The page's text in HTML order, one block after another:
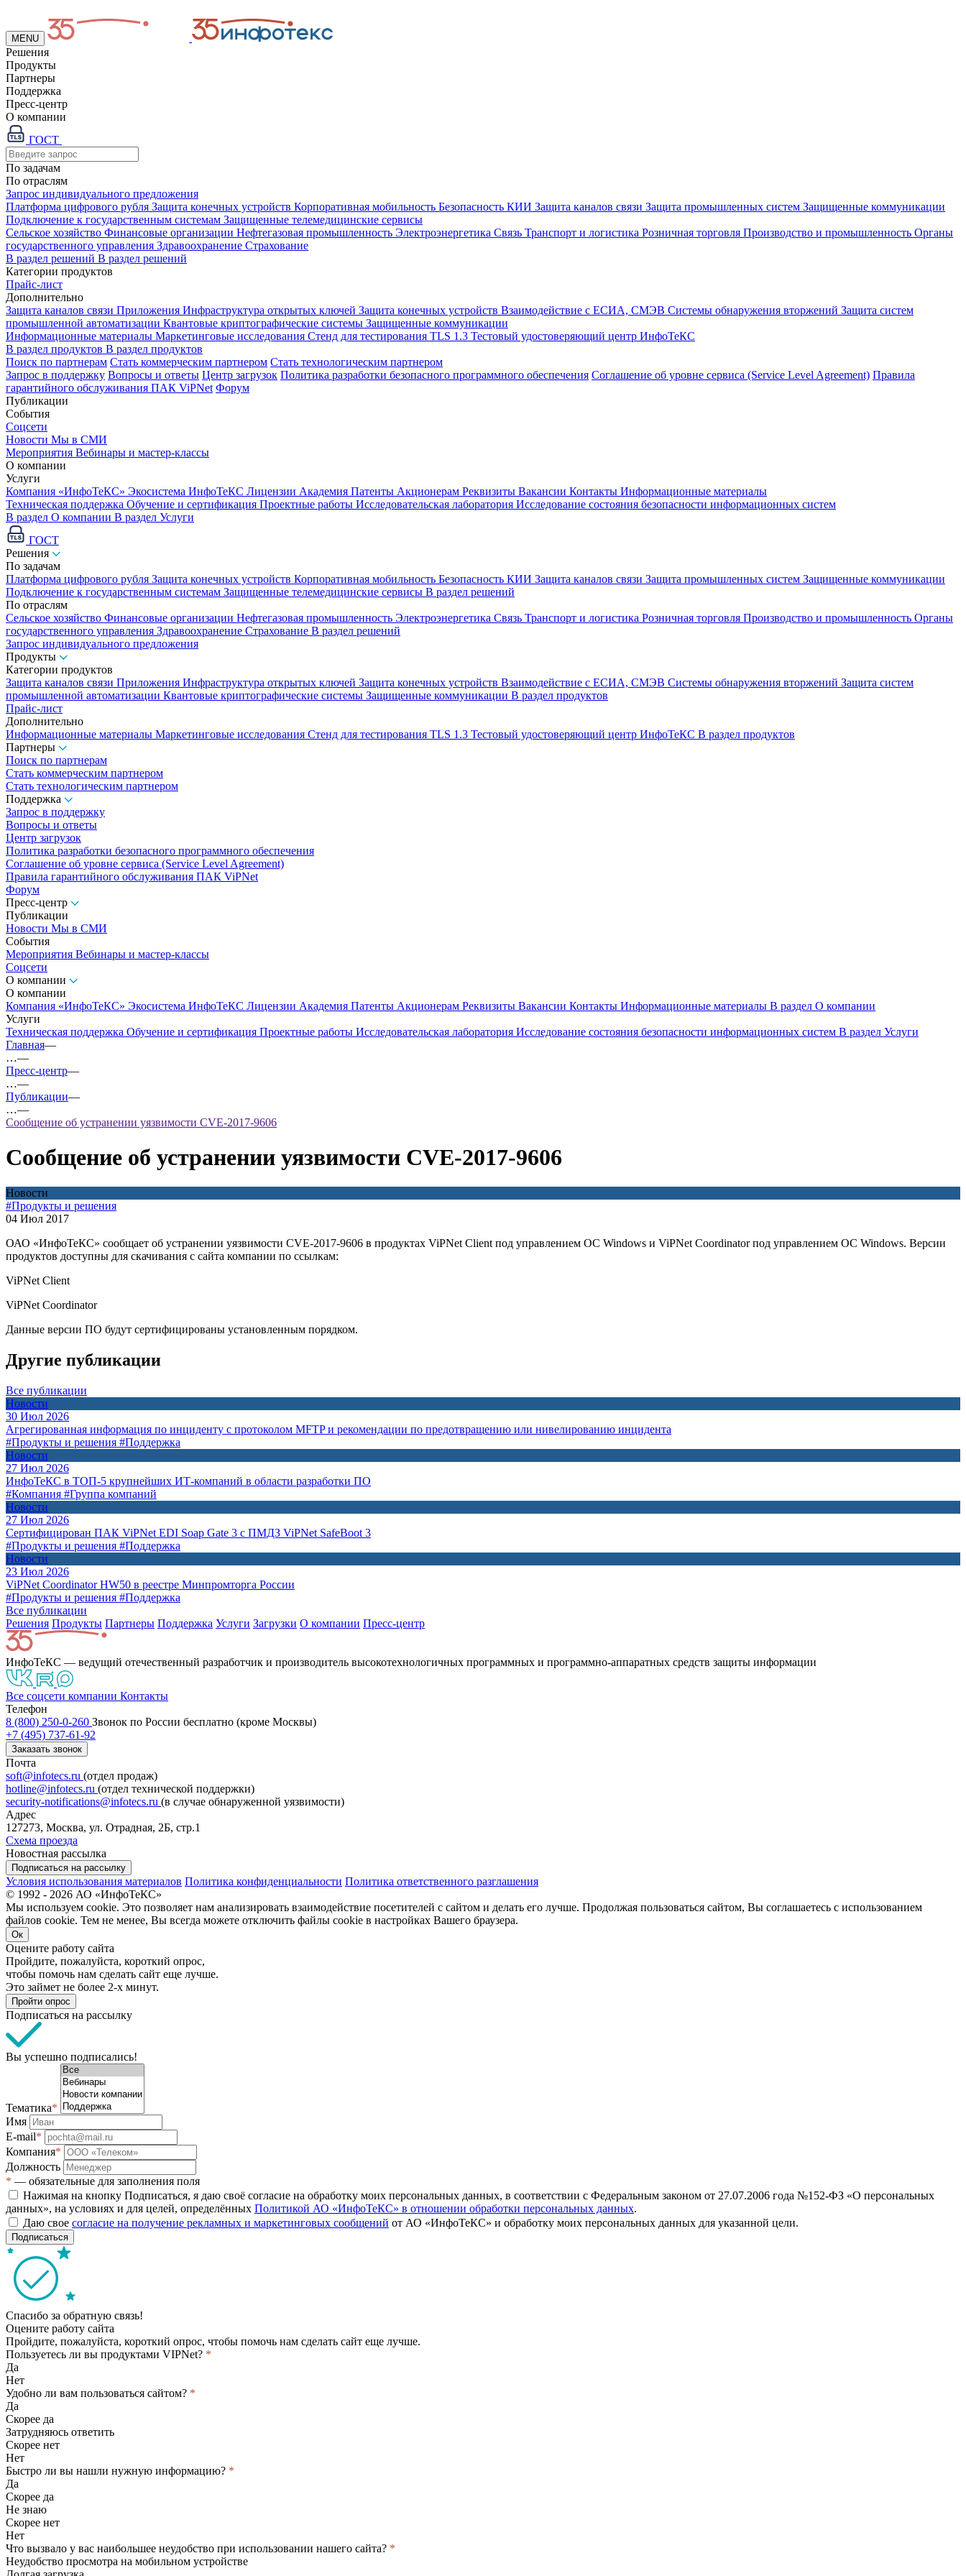
MENU
Решения
Продукты
Партнеры
Поддержка
Пресс-центр
О компании
ГОСТ
По задачам
По отраслям
Запрос индивидуального предложения
Платформа цифрового рубля Защита конечных устройств Корпоративная мобильность Безопасность КИИ Защита каналов связи Защита промышленных систем Защищенные коммуникации
Подключение к государственным системам Защищенные телемедицинские сервисы
Сельское хозяйство Финансовые организации Нефтегазовая промышленность Электроэнергетика Связь Транспорт и логистика Розничная торговля Производство и промышленность Органы
государственного управления Здравоохранение Страхование
В раздел решений В раздел решений
Категории продуктов
Прайс-лист
Дополнительно
Защита каналов связи Приложения Инфраструктура открытых ключей Защита конечных устройств Взаимодействие с ЕСИА, СМЭВ Системы обнаружения вторжений Защита систем
промышленной автоматизации Квантовые криптографические системы Защищенные коммуникации
Информационные материалы Маркетинговые исследования Стенд для тестирования TLS 1.3 Тестовый удостоверяющий центр ИнфоТеКС
В раздел продуктов В раздел продуктов
Поиск по партнерам Стать коммерческим партнером Стать технологическим партнером
Запрос в поддержку Вопросы и ответы Центр загрузок Политика разработки безопасного программного обеспечения Соглашение об уровне сервиса (Service Level Agreement) Правила
гарантийного обслуживания ПАК ViPNet Форум
Публикации
События
Соцсети
Новости Мы в СМИ
Мероприятия Вебинары и мастер-классы
О компании
Услуги
Компания «ИнфоТеКС» Экосистема ИнфоТеКС Лицензии Академия Патенты Акционерам Реквизиты Вакансии Контакты Информационные материалы
Техническая поддержка Обучение и сертификация Проектные работы Исследовательская лаборатория Исследование состояния безопасности информационных систем
В раздел О компании В раздел Услуги
ГОСТ
Решения
По задачам
Платформа цифрового рубля Защита конечных устройств Корпоративная мобильность Безопасность КИИ Защита каналов связи Защита промышленных систем Защищенные коммуникации
Подключение к государственным системам Защищенные телемедицинские сервисы В раздел решений
По отраслям
Сельское хозяйство Финансовые организации Нефтегазовая промышленность Электроэнергетика Связь Транспорт и логистика Розничная торговля Производство и промышленность Органы
государственного управления Здравоохранение Страхование В раздел решений
Запрос индивидуального предложения
Продукты
Категории продуктов
Защита каналов связи Приложения Инфраструктура открытых ключей Защита конечных устройств Взаимодействие с ЕСИА, СМЭВ Системы обнаружения вторжений Защита систем
промышленной автоматизации Квантовые криптографические системы Защищенные коммуникации В раздел продуктов
Прайс-лист
Дополнительно
Информационные материалы Маркетинговые исследования Стенд для тестирования TLS 1.3 Тестовый удостоверяющий центр ИнфоТеКС В раздел продуктов
Партнеры
Поиск по партнерам
Стать коммерческим партнером
Стать технологическим партнером
Поддержка
Запрос в поддержку
Вопросы и ответы
Центр загрузок
Политика разработки безопасного программного обеспечения
Соглашение об уровне сервиса (Service Level Agreement)
Правила гарантийного обслуживания ПАК ViPNet
Форум
Пресс-центр
Публикации
Новости Мы в СМИ
События
Мероприятия Вебинары и мастер-классы
Соцсети
О компании
О компании
Компания «ИнфоТеКС» Экосистема ИнфоТеКС Лицензии Академия Патенты Акционерам Реквизиты Вакансии Контакты Информационные материалы В раздел О компании
Услуги
Техническая поддержка Обучение и сертификация Проектные работы Исследовательская лаборатория Исследование состояния безопасности информационных систем В раздел Услуги
Главная—
…—
Пресс-центр—
…—
Публикации—
…—
Сообщение об устранении уязвимости CVE-2017-9606
Сообщение об устранении уязвимости CVE-2017-9606
Новости
#Продукты и решения
04 Июл 2017
ОАО «ИнфоТеКС» сообщает об устранении уязвимости CVE-2017-9606 в продуктах ViPNet Client под управлением ОС Windows и ViPNet Coordinator под управлением ОС Windows. Версии
продуктов доступны для скачивания с сайта компании по ссылкам:
ViPNet Client
ViPNet Coordinator
Данные версии ПО будут сертифицированы установленным порядком.
Другие публикации
Все публикации
Новости
30 Июл 2026
Агрегированная информация по инциденту с протоколом MFTP и рекомендации по предотвращению или нивелированию инцидента
#Продукты и решения #Поддержка
Новости
27 Июл 2026
ИнфоТеКС в ТОП-5 крупнейших ИТ-компаний в области разработки ПО
#Компания #Группа компаний
Новости
27 Июл 2026
Сертифицирован ПАК ViPNet EDI Soap Gate 3 с ПМДЗ ViPNet SafeBoot 3
#Продукты и решения #Поддержка
Новости
23 Июл 2026
ViPNet Coordinator HW50 в реестре Минпромторга России
#Продукты и решения #Поддержка
Все публикации
Решения Продукты Партнeры Поддержка Услуги Загрузки О компании Пресс-центр
ИнфоТеКС — ведущий отечественный разработчик и производитель высокотехнологичных программных и программно-аппаратных средств защиты информации
Все соцсети компании Контакты
Телефон
8 (800) 250-0-260 Звонок по России бесплатно (кроме Москвы)
+7 (495) 737-61-92
Заказать звонок
Почта
soft@infotecs.ru (отдел продаж)
hotline@infotecs.ru (отдел технической поддержки)
security-notifications@infotecs.ru (в случае обнаруженной уязвимости)
Адрес
127273, Москва, ул. Отрадная, 2Б, стр.1
Схема проезда
Новостная рассылка
Подписаться на рассылку
Условия использования материалов Политика конфиденциальности Политика ответственного разглашения
© 1992 - 2026 АО «ИнфоТеКС»
Мы используем cookie. Это позволяет нам анализировать взаимодействие посетителей с сайтом и делать его лучше. Продолжая пользоваться сайтом, Вы соглашаетесь с использованием
файлов cookie. Тем не менее, Вы всегда можете отключить файлы cookie в настройках Вашего браузера.
Ок
Оцените работу сайта
Пройдите, пожалуйста, короткий опрос,
чтобы помочь нам сделать сайт еще лучше.
Это займет не более 2-х минут.
Пройти опрос
Подписаться на рассылку
Вы успешно подписались!
Тематика*
Имя
E-mail*
Компания*
Должность
* — обязательные для заполнения поля
Нажимая на кнопку Подписаться, я даю своё согласие на обработку моих персональных данных, в соответствии с Федеральным законом от 27.07.2006 года №152-ФЗ «О персональных
данных», на условиях и для целей, определённых Политикой АО «ИнфоТеКС» в отношении обработки персональных данных.
Даю свое согласие на получение рекламных и маркетинговых сообщений от АО «ИнфоТеКС» и обработку моих персональных данных для указанной цели.
Подписаться
Спасибо за обратную связь!
Оцените работу сайта
Пройдите, пожалуйста, короткий опрос, чтобы помочь нам сделать сайт еще лучше.
Пользуетесь ли вы продуктами VIPNet? *
Да
Нет
Удобно ли вам пользоваться сайтом? *
Да
Скорее да
Затрудняюсь ответить
Скорее нет
Нет
Быстро ли вы нашли нужную информацию? *
Да
Скорее да
Не знаю
Скорее нет
Нет
Что вызвало у вас наибольшее неудобство при использовании нашего сайта? *
Неудобство просмотра на мобильном устройстве